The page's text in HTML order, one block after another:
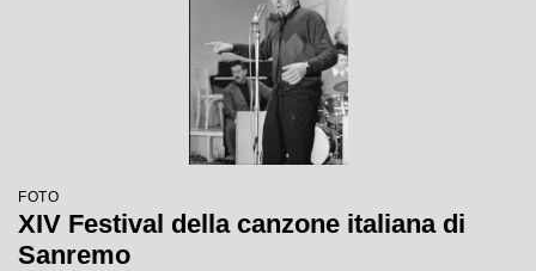
FOTO
XIV Festival della canzone italiana di
Sanremo